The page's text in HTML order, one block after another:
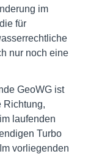
im
für
nur noch eine
GeoWG ist
Richtung,
laufenden
Turbo
vorliegenden